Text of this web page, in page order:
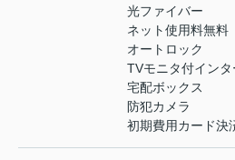
光ファイバー
ネット使用料無料
オートロック
TVモニタ付インタ
宅配ボックス
防犯カメラ
初期費用カード決